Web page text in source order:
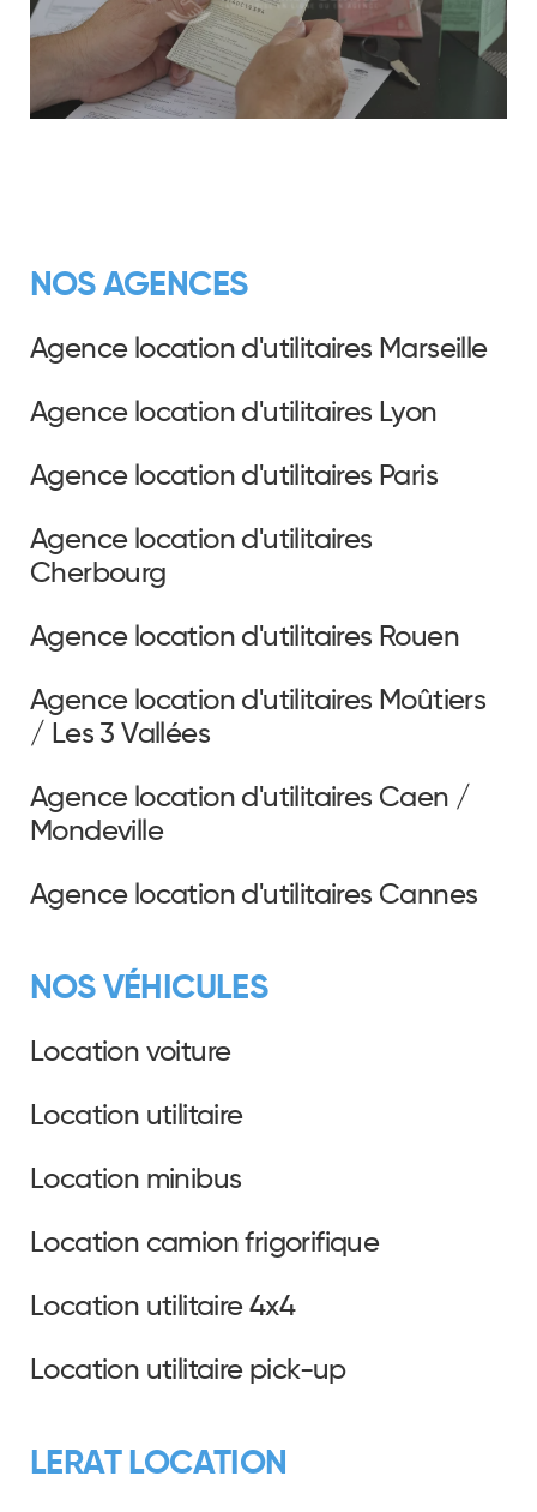
NOS AGENCES
Agence location d'utilitaires Marseille
Agence location d'utilitaires Lyon
Agence location d'utilitaires Paris
Agence location d'utilitaires
Cherbourg
Agence location d'utilitaires Rouen
Agence location d'utilitaires Moûtiers
/ Les 3 Vallées
Agence location d'utilitaires Caen /
Mondeville
Agence location d'utilitaires Cannes
NOS VÉHICULES
Location voiture
Location utilitaire
Location minibus
Location camion frigorifique
Location utilitaire 4x4
Location utilitaire pick-up
LERAT LOCATION